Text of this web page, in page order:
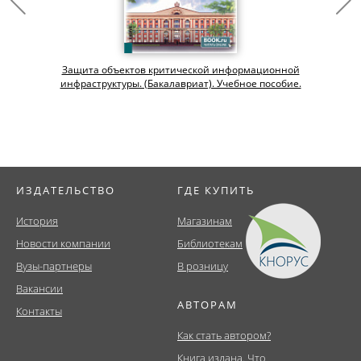
Защита объектов критической информационной
инфраструктуры. (Бакалавриат). Учебное пособие.
ИЗДАТЕЛЬСТВО
История
Новости компании
Вузы-партнеры
Вакансии
Контакты
ГДЕ КУПИТЬ
Магазинам
Библиотекам
В розницу
АВТОРАМ
Как стать автором?
Книга издана. Что